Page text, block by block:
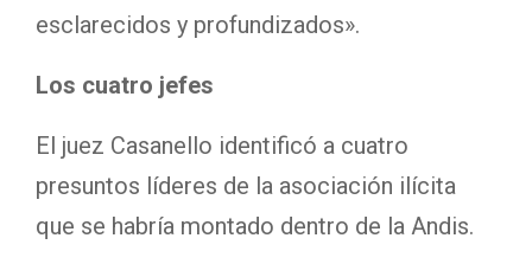
esclarecidos y profundizados».
Los cuatro jefes
El juez Casanello identificó a cuatro
presuntos líderes de la asociación ilícita
que se habría montado dentro de la Andis.